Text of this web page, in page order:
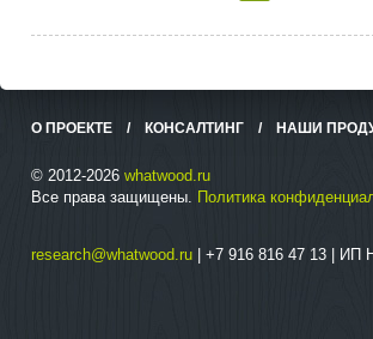
О ПРОЕКТЕ / КОНСАЛТИНГ / НАШИ
© 2012-2026 whatwood.ru
Все права защищены. Политика
research@whatwood.ru | +7 916 816 47 13 | ИП